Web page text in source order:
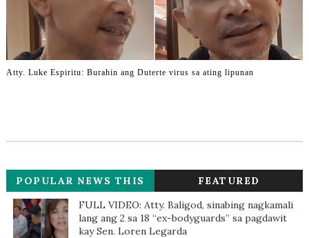
Atty. Luke Espiritu: Burahin ang Duterte virus sa ating lipunan
POPULAR NEWS THIS
WEEK
FEATURED
FULL VIDEO: Atty. Baligod, sinabing nagkamali
lang ang 2 sa 18 “ex-bodyguards” sa pagdawit
kay Sen. Loren Legarda